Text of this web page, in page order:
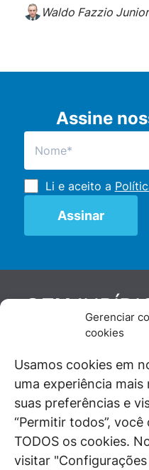
Gerenciar
cookies
Usamos cookies em
uma experiência
suas preferências e
“Permitir todos”,
TODOS os cookies.
visitar
Waldo Fazzio Junior
Assine
Li e aceito a
GEN
De maneira
juristas e
diante de questões
universo jurídico.